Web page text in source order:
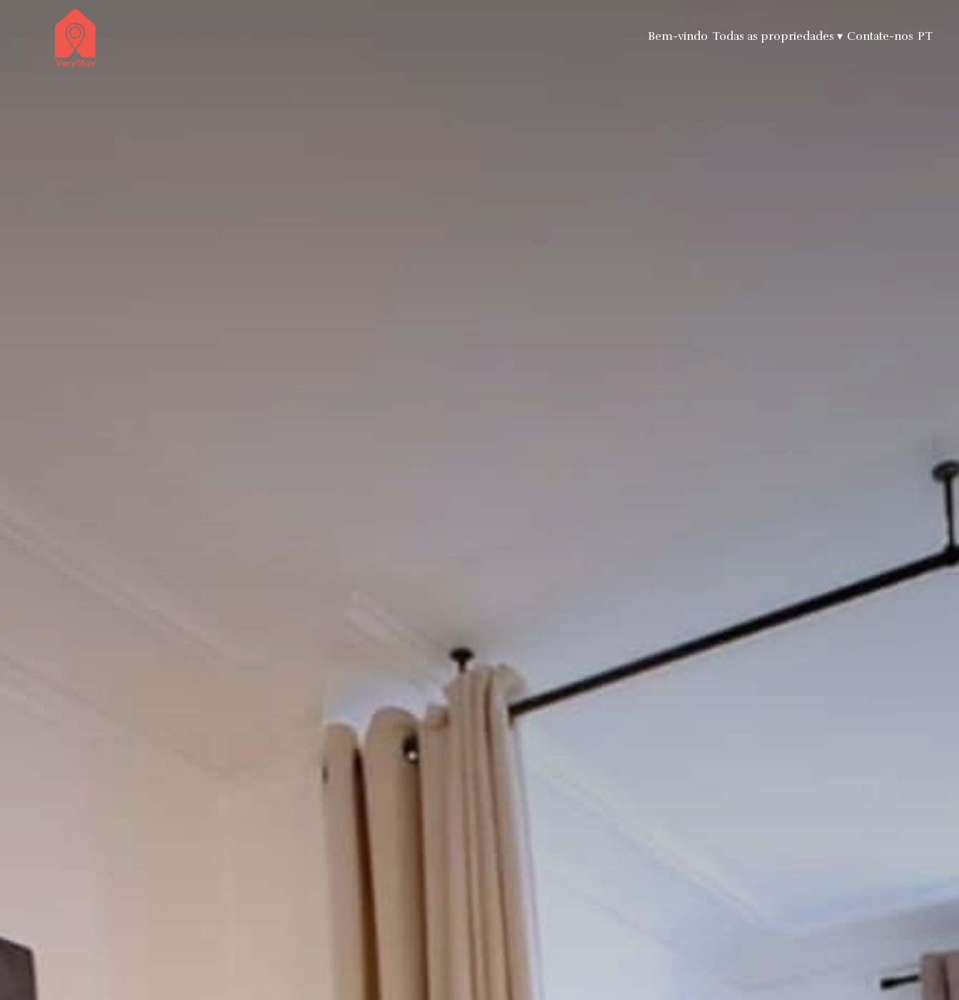
Bem-vindo Todas as propriedades ▾ Contate-nos PT